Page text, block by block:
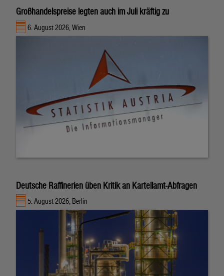
Großhandelspreise legten auch im Juli kräftig zu
6. August 2026, Wien
Deutsche Raffinerien üben Kritik an Kartellamt-Abfragen
5. August 2026, Berlin